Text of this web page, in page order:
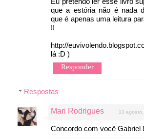
que a estória não é nada
que é apenas uma leitura
!!
http://
lá :D )
Responder
Respostas
Mari Rodrigues 13
Concordo com você Gabriel